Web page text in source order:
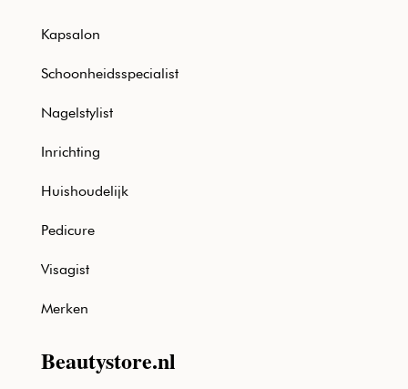
Kapsalon
Schoonheidsspecialist
Nagelstylist
Inrichting
Huishoudelijk
Pedicure
Visagist
Merken
Beautystore.nl